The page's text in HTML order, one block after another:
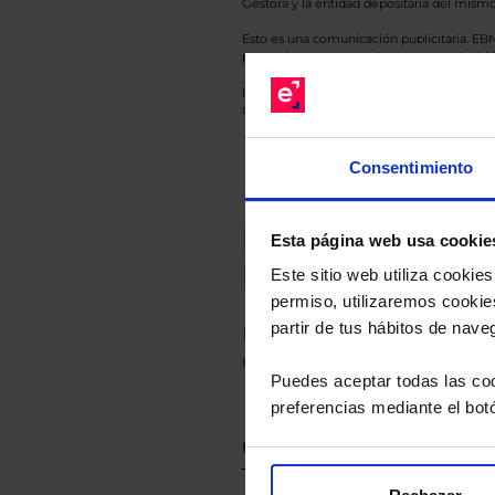
Consentimiento
Esta página web usa
Este sitio web utiliza
permiso, utilizaremos
partir de tus hábitos de
Puedes aceptar todas las
preferencias mediante el
Gestora y la entidad depositaria del
Esto es una comunicación publicitaria.
para el inversor antes de tomar una
Los datos de rentabilidad mostrados
anterior a Valor Liquidativo actual con
Le
Descárguese el archivoe
de sus alternativas de